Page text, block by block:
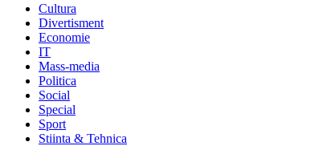
Cultura
Divertisment
Economie
IT
Mass-media
Politica
Social
Special
Sport
Stiinta & Tehnica